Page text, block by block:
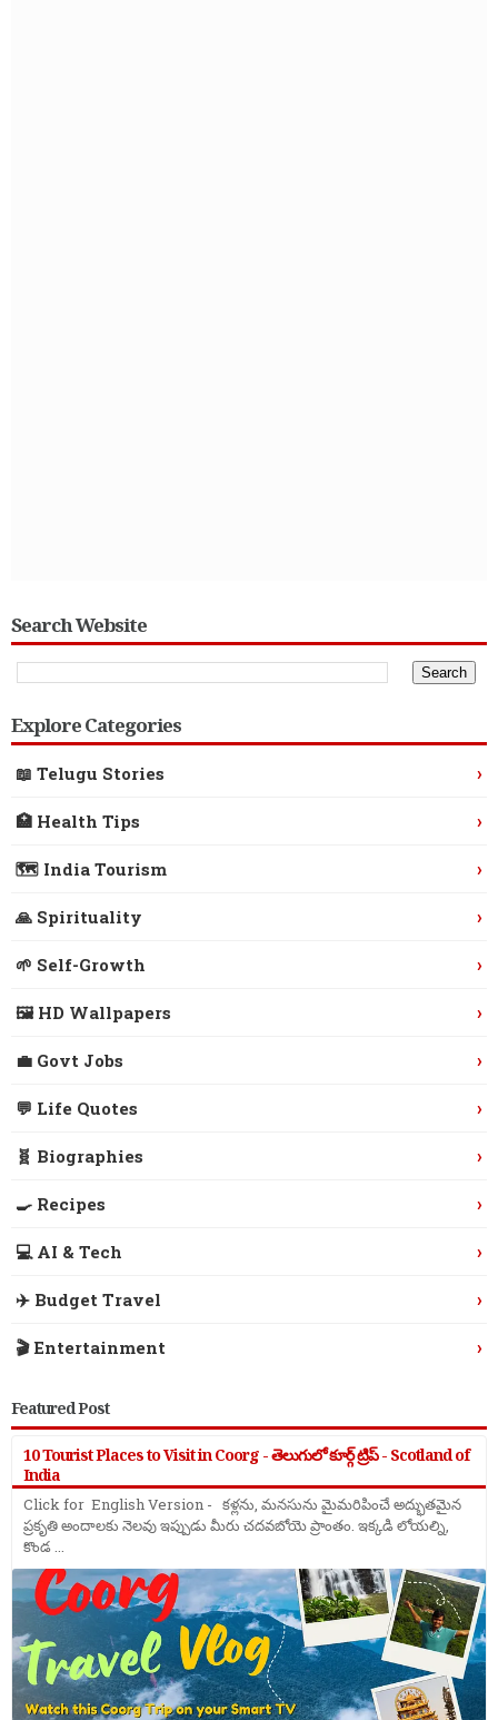
Search Website
Explore Categories
📖 Telugu Stories ›
🏥 Health Tips ›
🗺️ India Tourism ›
🙏 Spirituality ›
🌱 Self-Growth ›
🖼️ HD Wallpapers ›
💼 Govt Jobs ›
💬 Life Quotes ›
🧬 Biographies ›
🍳 Recipes ›
💻 AI & Tech ›
✈️ Budget Travel ›
🎬 Entertainment ›
Featured Post
10 Tourist Places to Visit in Coorg - తెలుగులో కూర్గ్ ట్రిప్ - Scotland of
India
Click for English Version - కళ్లను, మనసును మైమరిపించే అద్భుతమైన
ప్రకృతి అందాలకు నెలవు ఇప్పుడు మీరు చదవబోయె ప్రాంతం. ఇక్కడి లోయల్ని,
కొండ ...